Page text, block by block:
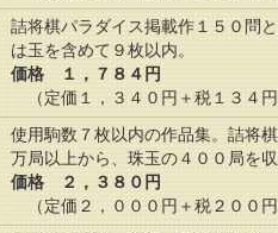
詰将棋パラダイス掲載作１５０問
は玉を含めて９枚以内。
価格 １，７８４円
（定価１，３４０円＋税１３４円
使用駒数７枚以内の作品集。詰将
万局以上から、珠玉の４００局を収
価格 ２，３８０円
（定価２，０００円＋税２００円